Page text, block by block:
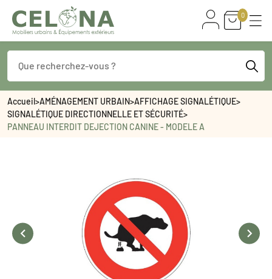
0
Accueil>AMÉNAGEMENT URBAIN>AFFICHAGE SIGNALÉTIQUE>
SIGNALÉTIQUE DIRECTIONNELLE ET SÉCURITÉ>
PANNEAU INTERDIT DEJECTION CANINE - MODELE A
 